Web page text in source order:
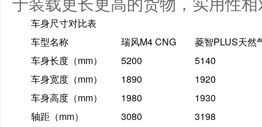
车身尺寸对比表
车型名称
瑞风M4 CNG
菱智PLUS天然
车身长度（mm）
5200
5140
车身宽度（mm）
1890
1920
车身高度（mm）
1980
1930
轴距（mm）
3080 3198